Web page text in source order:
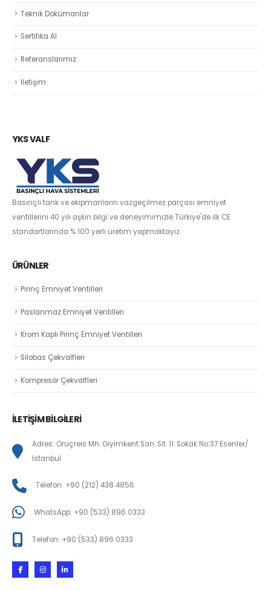
Teknik Dökümanlar
Sertifika Al
Referanslarımız
İletişim
YKS VALF
Basınçlı tank ve ekipmanların vazgeçilmez parçası emniyet
ventillerini 40 yılı aşkın bilgi ve deneyimimizle Türkiye'de ilk CE
standartlarında % 100 yerli üretim yapmaktayız.
ÜRÜNLER
Pirinç Emniyet Ventilleri
Paslanmaz Emniyet Ventilleri
Krom Kaplı Pirinç Emniyet Ventilleri
Silobas Çekvalfleri
Kompresör Çekvalfleri
İLETİŞİM BİLGİLERİ
Adres: Oruçreis Mh. Giyimkent San. Sit. 11. Sokak No:37 Esenler/
İstanbul
Telefon: +90 (212) 438 4856
WhatsApp: +90 (533) 896 0333
Telefon: +90 (533) 896 0333